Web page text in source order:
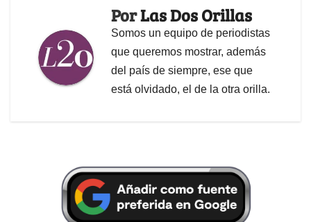
PorLas Dos Orillas
Somos un equipo de periodistas
que queremos mostrar, además
del país de siempre, ese que
está olvidado, el de la otra orilla.